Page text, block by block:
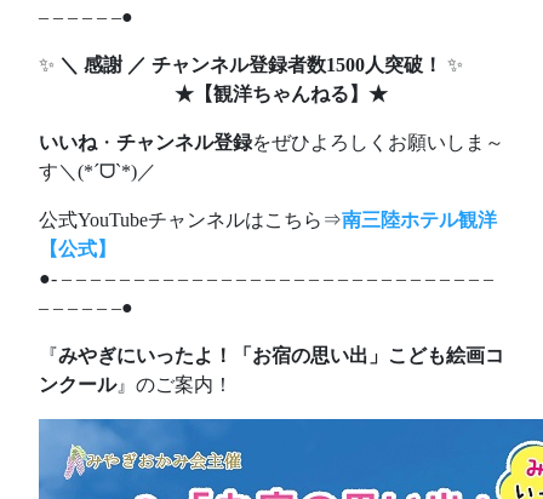
– – – – – –●
✨ ＼ 感謝 ／ チャンネル登録者数1500人突破！ ✨
★ 【観洋ちゃんねる】 ★
いいね ・ チャンネル登録をぜひよろしくお願いしま～
す＼(*ˊᗜˋ*)／
公式YouTubeチャンネルはこちら⇒南三陸ホテル観洋
【公式】
●- – – – – – – – – – – – – – – – – – – – – – – – – – – – – – –
– – – – – –●
『みやぎにいったよ！「お宿の思い出」こども絵画コ
ンクール』のご案内！